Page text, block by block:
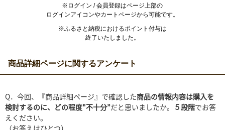
※ログイン / 会員登録はページ上部の
ログインアイコンやカートページから可能です。
※ふるさと納税におけるポイント付与は
終了いたしました。
商品詳細ページに関するアンケート